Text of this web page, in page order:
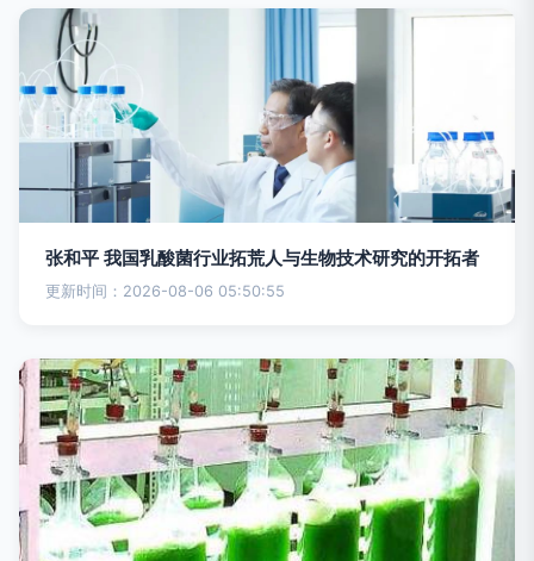
张和平 我国乳酸菌行业拓荒人与生物技术研究的开拓者
更新时间：2026-08-06 05:50:55